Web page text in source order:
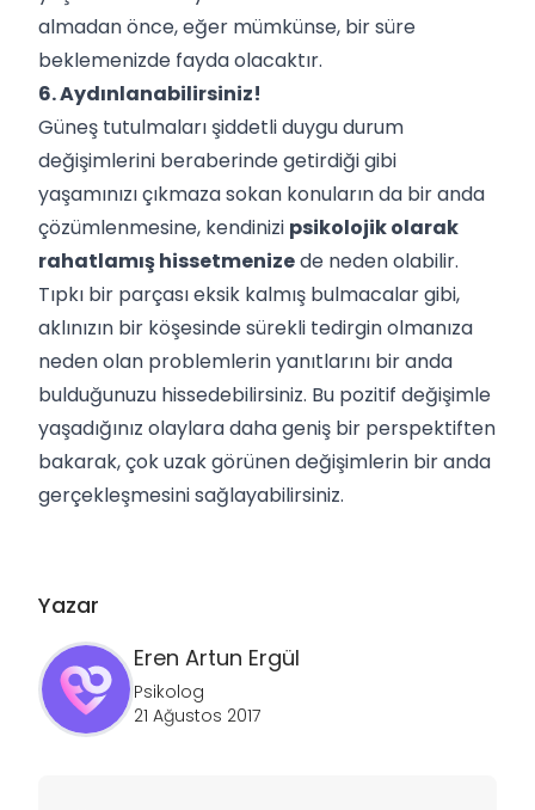
almadan önce, eğer mümkünse, bir süre
beklemenizde fayda olacaktır.
6. Aydınlanabilirsiniz!
Güneş tutulmaları şiddetli duygu durum
değişimlerini beraberinde getirdiği gibi
yaşamınızı çıkmaza sokan konuların da bir anda
çözümlenmesine, kendinizi psikolojik olarak
rahatlamış hissetmenizede neden olabilir.
Tıpkı bir parçası eksik kalmış bulmacalar gibi,
aklınızın bir köşesinde sürekli tedirgin olmanıza
neden olan problemlerin yanıtlarını bir anda
bulduğunuzu hissedebilirsiniz. Bu pozitif değişimle
yaşadığınız olaylara daha geniş bir perspektiften
bakarak, çok uzak görünen değişimlerin bir anda
gerçekleşmesini sağlayabilirsiniz.
Yazar
Eren Artun Ergül
Psikolog
21 Ağustos 2017